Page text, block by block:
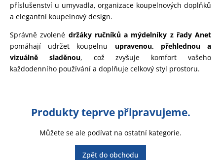
Produkty teprve připravujeme.
Můžete se ale podívat na ostatní kategorie.
Zpět do obchodu
příslušenství u umyvadla, organizace koupelnových doplňků
a elegantní koupelnový design.
Správně zvolené držáky ručníků a mýdelníky z řady Anet
pomáhají udržet koupelnu upravenou, přehlednou a
vizuálně sladěnou, což zvyšuje komfort vašeho
každodenního používání a doplňuje celkový styl prostoru.